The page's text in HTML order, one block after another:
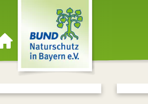
Zur Startseite